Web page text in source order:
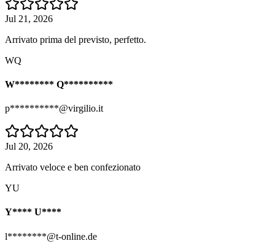
Jul 21, 2026
Arrivato prima del previsto, perfetto.
WQ
W******** Q**********
p**********@virgilio.it
Jul 20, 2026
Arrivato veloce e ben confezionato
YU
Y**** U****
l********@t-online.de